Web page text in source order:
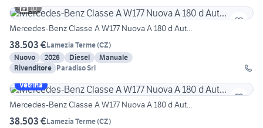
10
Mercedes-Benz Classe A W177 Nuova A 180 d Aut...
38.503 €Lamezia Terme(CZ)
Nuovo
2026 Diesel
Manuale
Rivenditore Paradiso Srl
Vetrina
Mercedes-Benz Classe A W177 Nuova A 180 d Aut...
38.503 €Lamezia Terme(CZ)